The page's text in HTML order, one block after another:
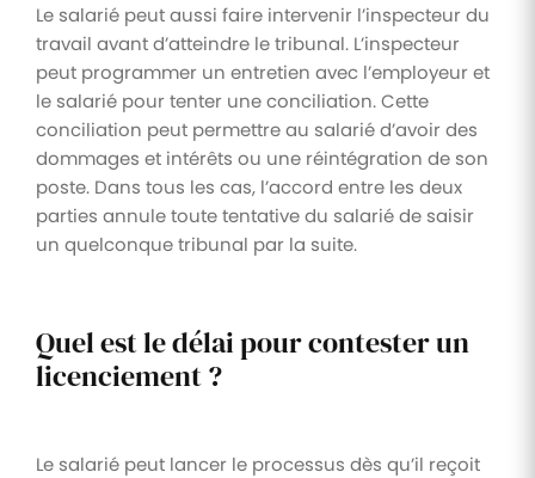
Le salarié peut aussi faire intervenir l’inspecteur du
travail avant d’atteindre le tribunal. L’inspecteur
peut programmer un entretien avec l’employeur et
le salarié pour tenter une conciliation. Cette
conciliation peut permettre au salarié d’avoir des
dommages et intérêts ou une réintégration de son
poste. Dans tous les cas, l’accord entre les deux
parties annule toute tentative du salarié de saisir
un quelconque tribunal par la suite.
Quel est le délai pour contester un
licenciement ?
Le salarié peut lancer le processus dès qu’il reçoit